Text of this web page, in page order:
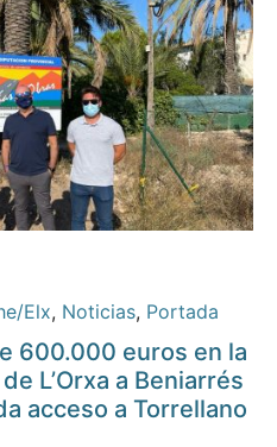
Elx, Noticias, Portada
600.000 euros en la
L’Orxa a Beniarrés
acceso a Torrellano